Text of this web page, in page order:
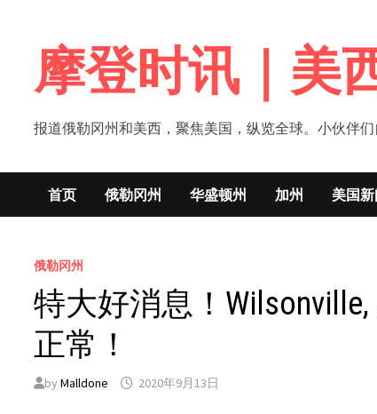
content摩登时讯｜美
报道俄勒冈州和美西，聚焦美国，纵览全球。小伙伴
首页 俄勒冈州 华盛顿州 加州 美国新
俄勒冈州
特大好消息！Wilsonville,
正常！
byMalldone 2020年9月13日